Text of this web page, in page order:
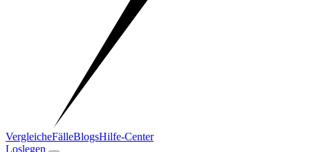
VergleicheFälleBlogsHilfe-Center
Loslegen